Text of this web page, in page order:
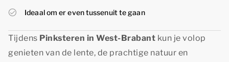
Ideaal om er even tussenuit te gaan
Tijdens Pinksteren in West-Brabant kun je volop
genieten van de lente, de prachtige natuur en